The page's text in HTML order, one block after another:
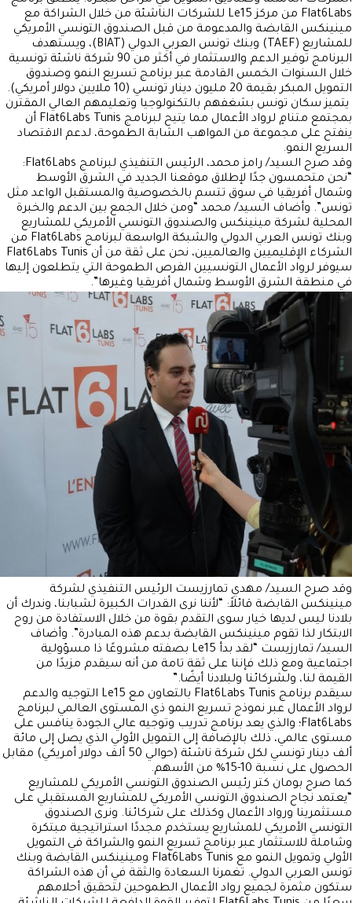
Flat6Labs من مركز Le15 للشركات الناشئة من خلال الشراكة مع
مينينكس القابضة والمدعومة من قبل الصندوق التونسي الأمريكي
للمشاريع (TAEF) وبنك تونس العربي الدولي (BIAT)، ويستهدف
البرنامج توفير الدعم والاستثمار في أكثر من 90 شركة ناشئة تونسية
خلال السنوات الخمس القادمة عبر برنامج تسريع النمو وصندوق
التمويل المبكر بقيمة 20 مليون دينار تونسي (10 ملايين دولار أمريكي).
يتميز سكان تونس بشغفهم بالتكنولوجيا وتعليمهم العالي المقترن
بمجتمع متنامٍ لرواد الأعمال مما يتيح لبرنامج Flat6Labs Tunis أن
ينفتح على مجموعة من المواهب الشابة الطموحة، لدعم الاقتصاد
السريع النمو.
وقد صرح السيد/ رامز محمد، الرئيس التنفيذي لبرنامج Flat6Labs:
“نحن متحمسون جدًا لإطلاق موقعنا الجديد في الشرق الأوسط
وشمال أفريقيا في سوق تتسم بالخصوصية والمستقبل الواعد مثل
تونس”. وأضاف السيد/ محمد “ومن خلال الجمع بين الدعم والخبرة
المحلية لشركة مينينكس والصندوق التونسي الأمريكي للمشاريع
وبنك تونس العربي الدولي والشبكة الواسعة لبرنامج Flat6Labs من
الشركاء الإقليميين والعالميين، نحن على ثقة من أن Flat6Labs Tunis
سيوفر لرواد الأعمال التونسيين الفرص الطموحة التي يتطلعون إليها
في منطقة الشرق الأوسط وشمال أفريقيا وغيرها”.
وقد صرح السيد/ مهدي تمارزيست الرئيس التنفيذي لشركة
مينينكس القابضة قائلاً: “لأننا نرى القدرات الكبيرة لشبابنا، وندرك أن
بلادنا ليس لديها خيار سوى التقدم بقوة من خلال الاستفادة من روح
الابتكار لذا تقوم مينينكس القابضة بدعم هذه المبادرة”. وأضاف
السيد/ تمارزيست “لقد بدأ Le15 بصفته مشروعًا ذا مسؤولية
اجتماعية ومع ذلك فإننا على ثقة تامة من أنه سيقدم مزيدًا من
القيمة لنا، ولشركائنا ولبلادنا أيضًا.”
سيقدم برنامج Flat6Labs Tunis بالتعاون مع Le15 التوجيه والدعم
لرواد الأعمال عبر نموذج تسريع النمو ذي المستوى العالمي لبرنامج
Flat6Labs؛ والذي يعد برنامج تدريب وتوجيه عالي الجودة ينافس على
مستوى عالمي، ذلك بالإضافة إلى التمويل الأولي الذي يصل إلى مائة
ألف دينار تونسي لكل شركة ناشئة (حوالي 50 ألف دولار أمريكي) مقابل
الحصول على نسبة 10-15% من الأسهم.
كما صرح بومان كتر رئيس الصندوق التونسي الأمريكي للمشاريع
“يعتمد نجاح الصندوق التونسي الأمريكي للمشاريع المستقبلي على
مستثمرينا ورواد الأعمال وكذلك على شركائنا. ونرى الصندوق
التونسي الأمريكي للمشاريع يستخدم مجددًا استراتيجية مبتكرة
وشاملة للاستثمار عبر برنامج تسريع النمو والشراكة في التمويل
الأولي وتمويل النمو مع Flat6Labs Tunis ومينينكس القابضة وبنك
تونس العربي الدولي. تغمرنا السعادة والثقة في أن هذه الشراكة
ستكون مثمرة لجميع رواد الأعمال الطموحين لتحقيق أحلامهم